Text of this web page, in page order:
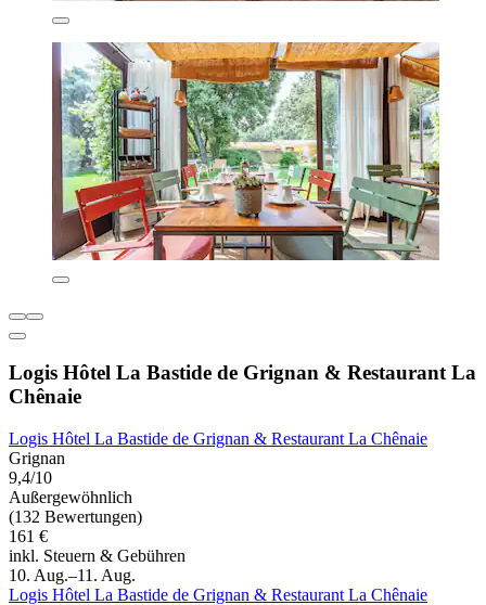
Logis Hôtel La Bastide de Grignan & Restaurant La
Chênaie
Logis Hôtel La Bastide de Grignan & Restaurant La Chênaie
Grignan
9,4/10
Außergewöhnlich
(132 Bewertungen)
161 €
inkl. Steuern & Gebühren
10. Aug.–11. Aug.
Logis Hôtel La Bastide de Grignan & Restaurant La Chênaie